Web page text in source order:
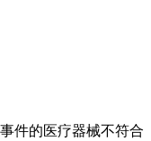
件的医疗器械不符合